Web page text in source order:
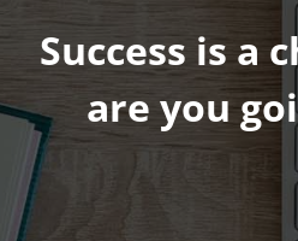
Success is a
are you